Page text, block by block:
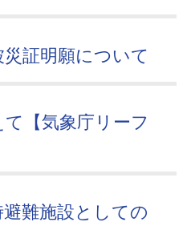
災証明願について
【気象庁リーフ
難施設としての